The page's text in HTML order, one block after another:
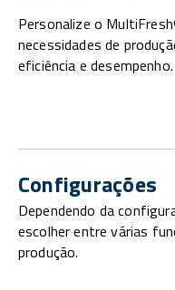
Personalize o
necessidades de
eficiência e desempenho.
Configurações
Dependendo da
escolher entre várias
produção.